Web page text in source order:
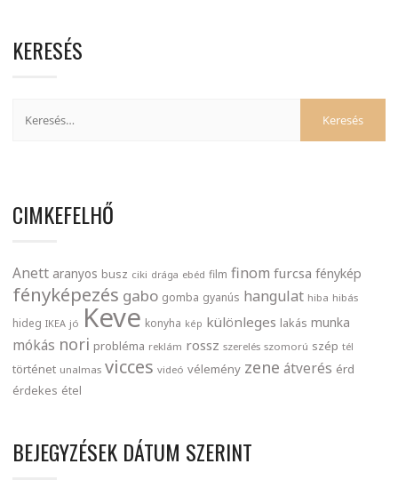
KERESÉS
CIMKEFELHŐ
Anett aranyos busz ciki drága ebéd film finom furcsa fénykép
fényképezés gabo gomba gyanús hangulat hiba hibás
hideg IKEA jó Keve konyha kép különleges lakás munka
mókás nori probléma reklám rossz szerelés szomorú szép tél
történet unalmas vicces videó vélemény zene átverés érd
érdekes étel
BEJEGYZÉSEK DÁTUM SZERINT